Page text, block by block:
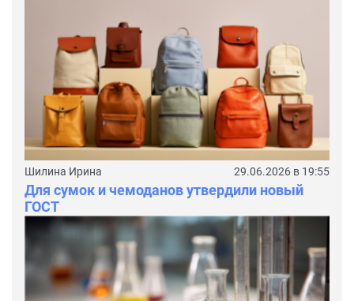
Шилина Ирина 29.06.2026 в 19:55
Для сумок и чемоданов утвердили новый
ГОСТ